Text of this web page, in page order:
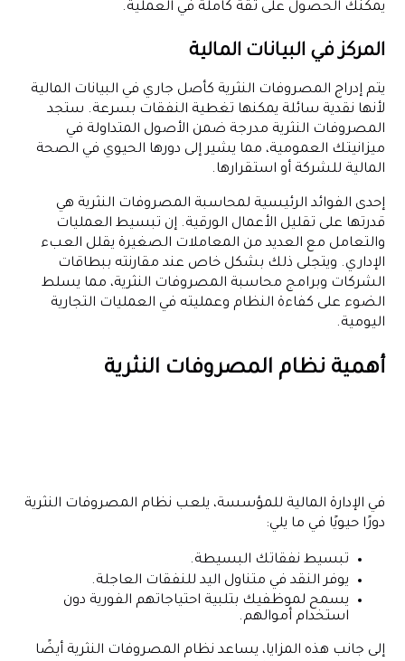
يمكنك الحصول على ثقة كاملة في العملية.
المركز في البيانات المالية
يتم إدراج المصروفات النثرية كأصل جاري في البيانات المالية
لأنها نقدية سائلة يمكنها تغطية النفقات بسرعة. ستجد
المصروفات النثرية مدرجة ضمن الأصول المتداولة في
ميزانيتك العمومية، مما يشير إلى دورها الحيوي في الصحة
المالية للشركة أو استقرارها.
إحدى الفوائد الرئيسية لمحاسبة المصروفات النثرية هي
قدرتها على تقليل الأعمال الورقية. إن تبسيط العمليات
والتعامل مع العديد من المعاملات الصغيرة يقلل العبء
الإداري. ويتجلى ذلك بشكل خاص عند مقارنته ببطاقات
الشركات وبرامج محاسبة المصروفات النثرية، مما يسلط
الضوء على كفاءة النظام وعمليته في العمليات التجارية
اليومية.
أهمية نظام المصروفات النثرية
في الإدارة المالية للمؤسسة، يلعب نظام المصروفات النثرية
دورًا حيويًا في ما يلي:
تبسيط نفقاتك البسيطة.
يوفر النقد في متناول اليد للنفقات العاجلة.
يسمح لموظفيك بتلبية احتياجاتهم الفورية دون
استخدام أموالهم.
إلى جانب هذه المزايا، يساعد نظام المصروفات النثرية أيضًا